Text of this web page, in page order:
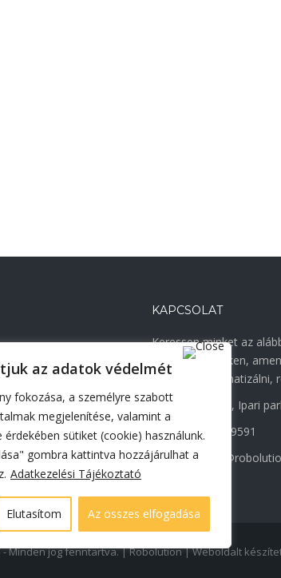
az adatok védelmét
fokozása, a személyre szabott
megjelenítése, valamint a
sütiket (cookie) használunk.
gombra kattintva hozzájárulhat a
Adatkezelési Tájékoztató
Elutasítom Az összes elfogadása
hogy magas,
minőséget
vagy gép
állásának
KAPCSOLAT
Keressen minket az
elérhetőségeinken,
szeretne automatizálni,
H-7030 Paks, Ipari
+36 20 258 9591
- Minden jog fenntartva. | Robolution | Weboldalt